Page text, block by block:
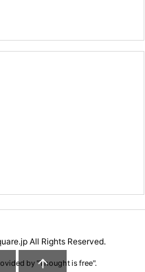
All Rights Reserved.
by "Thought is free".
